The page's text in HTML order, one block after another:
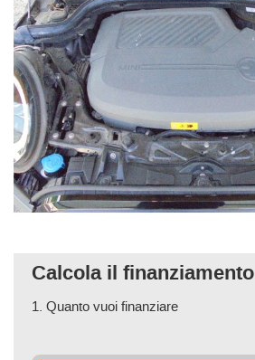
Calcola il finanziamento
1. Quanto vuoi finanziare